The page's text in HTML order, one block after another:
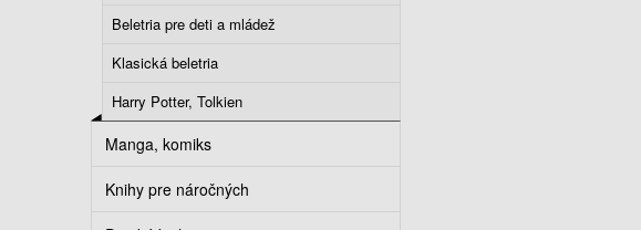
Beletria pre deti a mládež
Klasická beletria
Harry Potter, Tolkien
Manga, komiks
Knihy pre náročných